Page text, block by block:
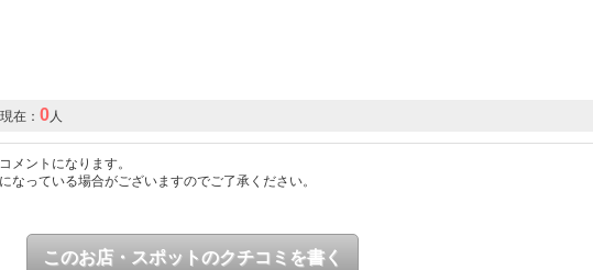
現在： 0 人
メントになります。
なっている場合がございますのでご了承ください。
このお店・スポットのクチコミを書く